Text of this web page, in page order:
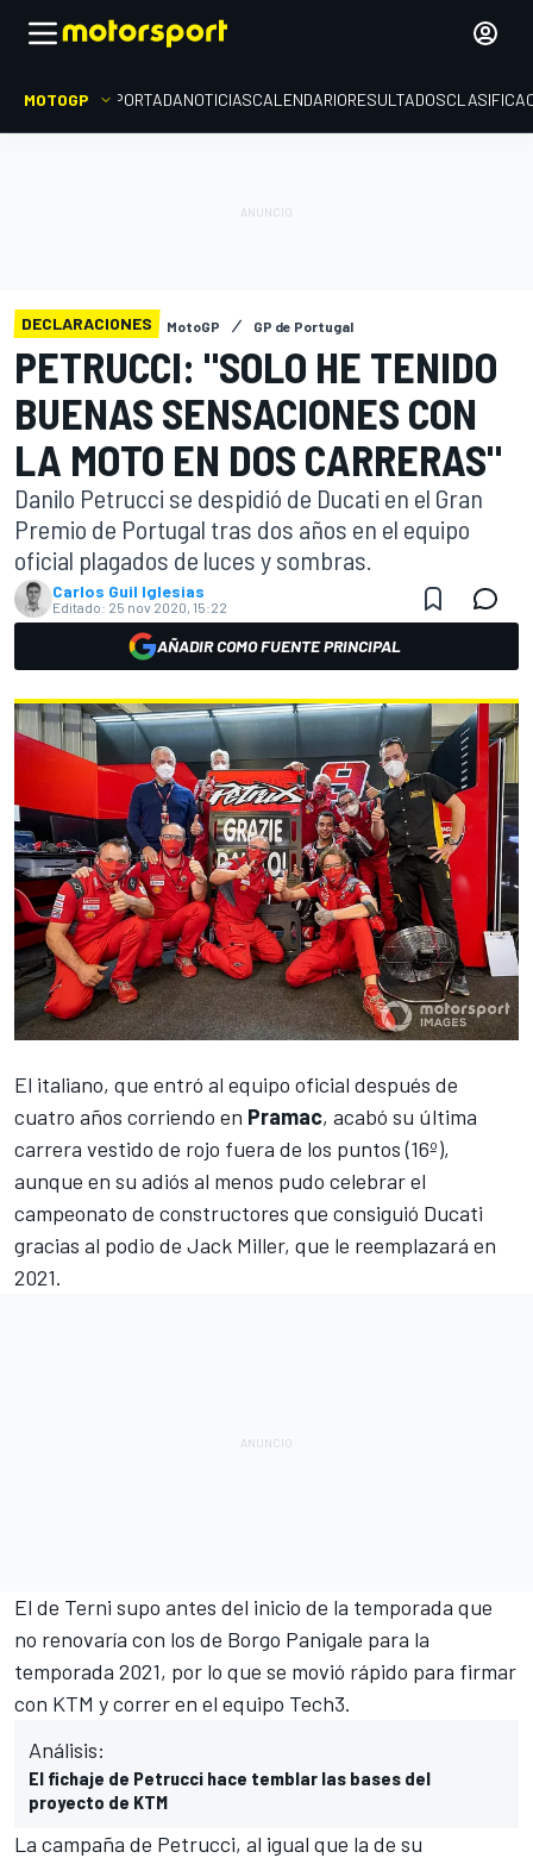
MOTOGP PORTADANOTICIASCALENDARIORESULTADOS
DECLARACIONES MotoGP GP de Portugal
PETRUCCI: "SOLO HE TENIDO
BUENAS SENSACIONES CON
LA MOTO EN DOS CARRERAS"
Danilo Petrucci se despidió de Ducati en el Gran
Premio de Portugal tras dos años en el equipo
oficial plagados de luces y sombras.
Carlos Guil Iglesias
Editado: 25 nov 2020, 15:22
AÑADIR COMO FUENTE PRINCIPAL
El italiano, que entró al equipo oficial después de
cuatro años corriendo en Pramac, acabó su última
carrera vestido de rojo fuera de los puntos (16º),
aunque en su adiós al menos pudo celebrar el
campeonato de constructores que consiguió Ducati
gracias al podio de Jack Miller, que le reemplazará en
2021.
El de Terni supo antes del inicio de la temporada que
no renovaría con los de Borgo Panigale para la
temporada 2021, por lo que se movió rápido para firmar
con KTM y correr en el equipo Tech3.
Análisis:
El fichaje de Petrucci hace temblar las bases del
proyecto de KTM
La campaña de Petrucci, al igual que la de su